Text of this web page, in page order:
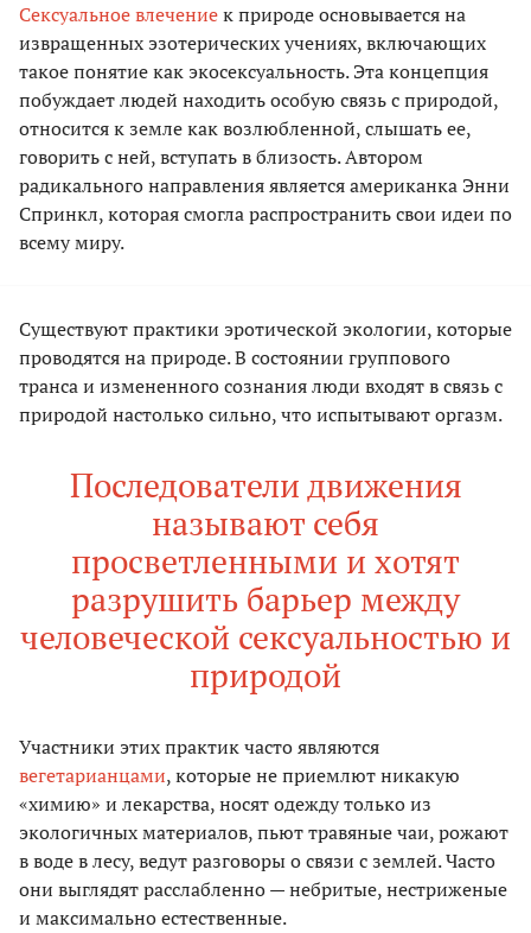
Сексуальное влечениек природе основывается на
извращенных эзотерических учениях, включающих
такое понятие как экосексуальность. Эта концепция
побуждает людей находить особую связь с природой,
относится к земле как возлюбленной, слышать ее,
говорить с ней, вступать в близость. Автором
радикального направления является американка Энни
Спринкл, которая смогла распространить свои идеи по
всему миру.
Существуют практики эротической экологии, которые
проводятся на природе. В состоянии группового
транса и измененного сознания люди входят в связь с
природой настолько сильно, что испытывают оргазм.
Последователи движения
называют себя
просветленными и хотят
разрушить барьер между
человеческой сексуальностью и
природой
Участники этих практик часто являются
вегетарианцами, которые не приемлют никакую
«химию» и лекарства, носят одежду только из
экологичных материалов, пьют травяные чаи, рожают
в воде в лесу, ведут разговоры о связи с землей. Часто
они выглядят расслабленно — небритые, нестриженые
и максимально естественные.